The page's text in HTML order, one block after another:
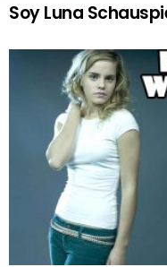
Soy Luna